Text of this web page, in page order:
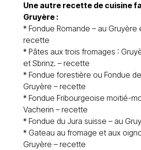
Une autre recette de cuisine
Gruyère :
* Fondue Romande – au Gruyère
recette
* Pâtes aux trois fromages :
et Sbrinz. – recette
* Fondue forestière ou Fondue
Gruyère – recette
* Fondue Fribourgeoise moitié-
Vacherin – recette
* Fondue du Jura suisse – au
* Gateau au fromage et aux
Gruyère – recette